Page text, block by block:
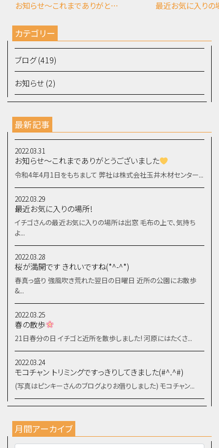
お知らせ～これまでありがとうございました 最近お気に入りの
カテゴリー
ブログ (419)
お知らせ (2)
最新記事
2022.03.31
お知らせ～これまでありがとうございました
令和4年4月1日をもちまして 弊社は株式会社玉井木材センター...
2022.03.29
最近お気に入りの場所!
イチゴさんの最近お気に入りの場所は出窓 毛布の上で、気持ち
よ...
2022.03.28
桜が満開です きれいですね(*^-^*)
春真っ盛り 強風吹き荒れた翌日の日曜日 近所の公園にお散歩
&...
2022.03.25
春の散歩
21日春分の日 イチゴと近所を散歩しました! 河原にはたくさ...
2022.03.24
モコチャン トリミングですっきりしてきました(#^.^#)
(写真はピンキーさんのブログよりお借りしました) モコチャン...
月間アーカイブ